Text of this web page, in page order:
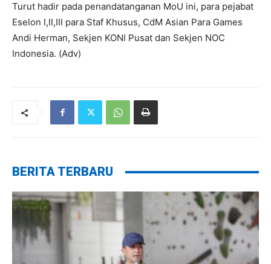
Turut hadir pada penandatanganan MoU ini, para pejabat
Eselon I,II,III para Staf Khusus, CdM Asian Para Games
Andi Herman, Sekjen KONI Pusat dan Sekjen NOC
Indonesia. (Adv)
BERITA TERBARU